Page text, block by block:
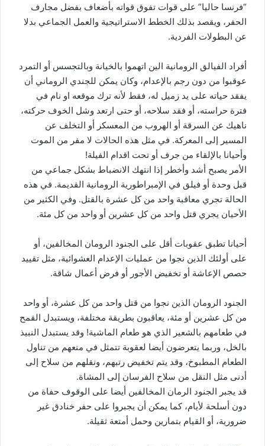
“فرنسا حاليا” على قوات تفوق قواته بأضعاف بفضل مجارف
الحفر، ويقصد بذلك الخطط الاستراتيجية والعمل الجماعي بدلا
عن البطولات الفردية.
أفراد الفيالق الرومانية الين اتهموا بالخيانة وبالتجسس أو التمرد
عوقبوا من دون رجم بالإعدام، وكان يمكن للجندي الروماني أن
يفقد حياته على يد زميل له، فقط لأنه ترك موقعه او نام في
فترة حراسته، أو فقد سلاحه، أو حتى ارتعد وشل الخوف حركته،
ناهيك عن السرقة أو الهروب من المعسكر أو التخلف عن
المسير إلى المعركة. في مثل هذه الحالات لا مفر من الموت
وأحيانا بالإلقاء من جرف أو تحت اقدام الفيلة!
الأمر يصبح أشد وأخطر إذا انتهك الانضباط بشكل جماعي من
قبل وحدة أو فيلق في الإمبراطورية الرومانية القديمة. في هذه
الحالة تجري معاقبة واحد من كل عشرة بالقتل. وفي الكثير من
الأحيان يجري قتل واحد من كل عشرين أو واحد من كل مئة.
أحيانا تطبق عقوبات أقل على الجنود الرومان المخالفين، أو
على أولئك الذين نجوا من عمليات الإعدام العشوائية، مثل تقييد
حصص الإعاشة أو تخفيض الأجور أو فرض أعمال شاقة.
الجنود الرومان الذين نجوا من قتل واحد من كل عشرة، أو واحد
من كل عشرين أو مئة، يعاقبون بطريقة مختلفة، ويستبدل القمح
في طعامهم بالشعير الذي هو طعام الماشية! وقد يستبدل النبيذ
بالخل، وربما يتعرضون أيضا لعقوبة تتمثل في منعهم من تناول
الطعام المطبوخ، وقد يتم تخفيض رتبهم، ونقلهم من سلاح إلى
أدنى مثل النقل من سلاح الفرسان إلى المشاة.
قد يجبر الجنود الرمان المخالفين أيضا على الوقوف حفاة من
دون أسلحة لأيام، كما يمكن أن يجبروا على حفر خنادق غير
ضرورية، أو القيام بتمارين وحمل أمتعة ثقيلة.